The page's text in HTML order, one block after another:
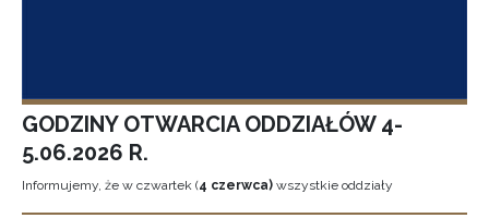
GODZINY OTWARCIA ODDZIAŁÓW 4-
5.06.2026 R.
Informujemy, że w czwartek (4 czerwca) wszystkie oddziały